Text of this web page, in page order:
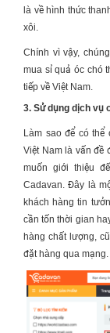
là về hình thức
xôi.
Chính vì vậy,
mua sỉ quả óc chó
tiếp về Việt Nam.
3. Sử dụng dịch vụ
Làm sao để có thể
Việt Nam là vấn đề
muốn giới thiệu
Cadavan. Đây là
khách hàng tin
cần tốn thời gian
hàng chất lượng,
đặt hàng qua mạng.